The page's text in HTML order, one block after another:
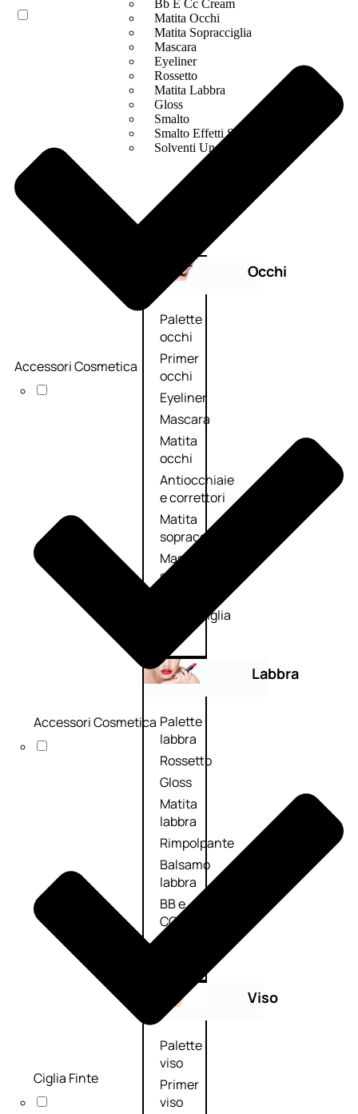
Bb E Cc Cream
Matita Occhi
Matita Sopracciglia
Mascara
Eyeliner
Rossetto
Matita Labbra
Gloss
Smalto
Smalto Effetti Speciali
Solventi Unghie
Occhi
Palette
occhi
Primer
occhi
Eyeliner
Mascara
Matita
occhi
Antiocchiaie
e correttori
Matita
sopracciglia
Mascara
sopracciglia
sopracciglia
Labbra
Palette
labbra
Rossetto
Gloss
Matita
labbra
Rimpolpante
Balsamo
labbra
BB e
CC
Cream
Viso
Palette
viso
Primer
viso
Accessori Cosmetica
Accessori Cosmetica
Ciglia Finte